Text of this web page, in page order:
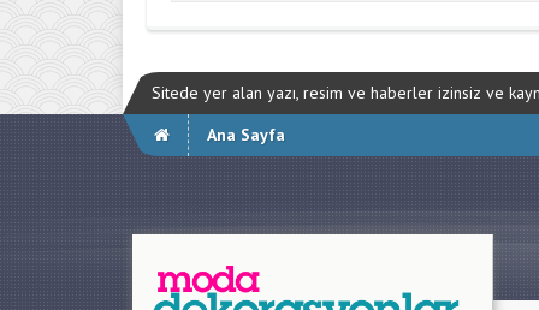
Sitede yer alan yazı, resim ve haberler izinsiz ve
Ana Sayfa